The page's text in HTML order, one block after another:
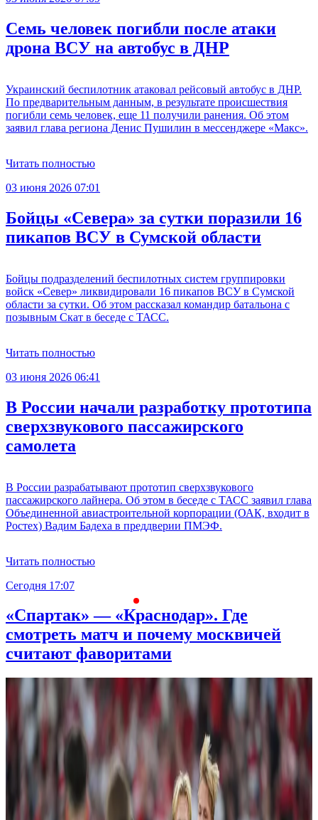
Семь человек погибли после атаки
дрона ВСУ на автобус в ДНР
Украинский беспилотник атаковал рейсовый автобус в ДНР.
По предварительным данным, в результате происшествия
погибли семь человек, еще 11 получили ранения. Об этом
заявил глава региона Денис Пушилин в мессенджере «Макс».
Читать полностью
03 июня 2026 07:01
Бойцы «Севера» за сутки поразили 16
пикапов ВСУ в Сумской области
Бойцы подразделений беспилотных систем группировки
войск «Север» ликвидировали 16 пикапов ВСУ в Сумской
области за сутки. Об этом рассказал командир батальона с
позывным Скат в беседе с ТАСС.
Читать полностью
03 июня 2026 06:41
В России начали разработку прототипа
сверхзвукового пассажирского
самолета
В России разрабатывают прототип сверхзвукового
пассажирского лайнера. Об этом в беседе с ТАСС заявил глава
Объединенной авиастроительной корпорации (ОАК, входит в
Ростех) Вадим Бадеха в преддверии ПМЭФ.
Читать полностью
Сегодня 17:07
«Спартак» — «Краснодар». Где
смотреть матч и почему москвичей
считают фаворитами